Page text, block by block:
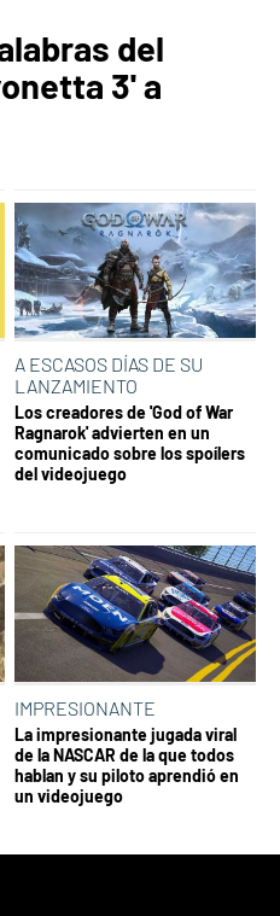
del
3' a
A ESCASOS DÍAS DE SU
LANZAMIENTO
Los creadores de 'God of War
Ragnarok' advierten en un
comunicado sobre los spoílers
del videojuego
IMPRESIONANTE
La impresionante jugada viral
de la NASCAR de la que todos
hablan y su piloto aprendió en
un videojuego